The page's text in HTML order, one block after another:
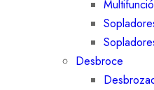
Desbroce